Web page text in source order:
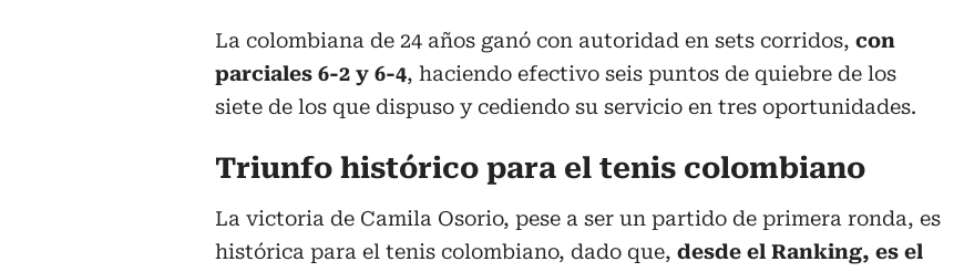
La colombiana de 24 años ganó con autoridad en sets corridos, con
parciales 6-2 y 6-4, haciendo efectivo seis puntos de quiebre de los
siete de los que dispuso y cediendo su servicio en tres oportunidades.
Triunfo histórico para el tenis colombiano
La victoria de Camila Osorio, pese a ser un partido de primera ronda, es
histórica para el tenis colombiano, dado que, desde el Ranking, es el